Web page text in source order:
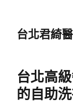
台北君綺
台北高
的自助